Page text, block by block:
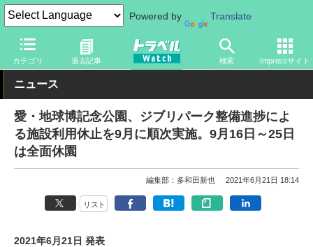
Powered by Translate
カテゴリ 過去記事 検索 Impressサイト
トラベル Watch 地域 国内旅行 中部
ニュース
愛・地球博記念公園、ジブリパーク整備進捗によ
る施設利用休止を9月に順次実施。9月16日～25日
は全面休園
編集部：多和田新也 2021年6月21日 18:14
リスト
2021年6月21日 発表